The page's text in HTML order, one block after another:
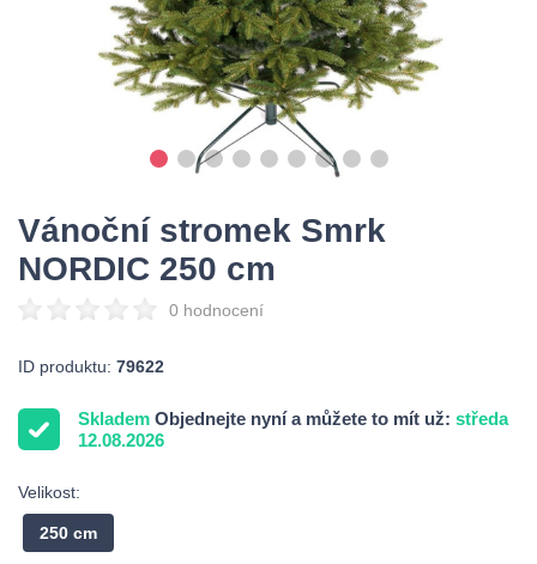
Vánoční stromek Smrk
NORDIC 250 cm
0 hodnocení
ID produktu: 79622
Skladem Objednejte nyní a můžete to mít už: středa
12.08.2026
Velikost:
250 cm